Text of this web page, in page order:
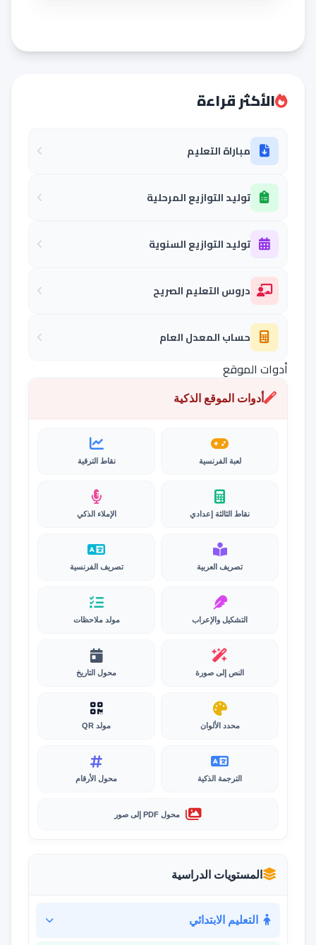
الأكثر قراءة
مباراة التعليم
توليد التوازيع المرحلية
توليد التوازيع السنوية
دروس التعليم الصريح
حساب المعدل العام
أدوات الموقع
أدوات الموقع الذكية
لعبة الفرنسية نقاط الترقية
نقاط الثالثة إعدادي الإملاء الذكي
تصريف العربية تصريف الفرنسية
التشكيل والإعراب مولد ملاحظات
النص إلى صورة محول التاريخ
محدد الألوان مولد QR
الترجمة الذكية محول الأرقام
محول PDF إلى صور
المستويات الدراسية
التعليم الابتدائي